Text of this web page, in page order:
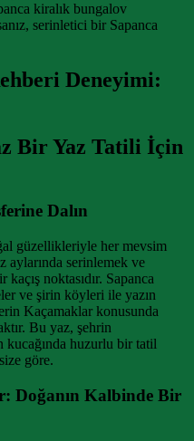
kiralık bungalov
serinletici bir Sapanca
Deneyimi:
Bir Yaz Tatili İçin
Dalın
güzellikleriyle her mevsim
aylarında serinlemek ve
kaçış noktasıdır. Sapanca
ve şirin köyleri ile yazın
Kaçamaklar konusunda
Bu yaz, şehrin
kucağında huzurlu bir tatil
göre.
Doğanın Kalbinde Bir